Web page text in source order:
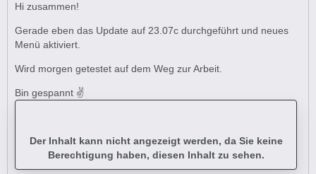
Hi zusammen!
Gerade eben das Update auf 23.07c durchgeführt und neues
Menü aktiviert.
Wird morgen getestet auf dem Weg zur Arbeit.
Bin gespannt ✌️
Der Inhalt kann nicht angezeigt werden, da Sie keine
Berechtigung haben, diesen Inhalt zu sehen.